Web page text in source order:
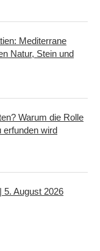
Mediterrane
Natur, Stein und
Warum die Rolle
erfunden wird
5. August 2026